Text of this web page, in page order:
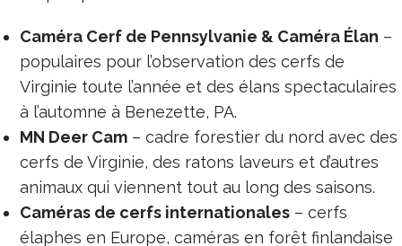
Caméra Cerf de Pennsylvanie & Caméra Élan –
populaires pour l’observation des cerfs de
Virginie toute l’année et des élans spectaculaires
à l’automne à Benezette, PA.
MN Deer Cam– cadre forestier du nord avec des
cerfs de Virginie, des ratons laveurs et d’autres
animaux qui viennent tout au long des saisons.
Caméras de cerfs internationales– cerfs
élaphes en Europe, caméras en forêt finlandaise